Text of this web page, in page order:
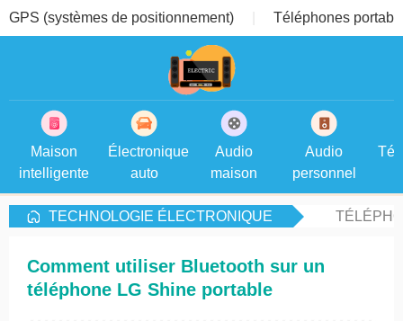
GPS (systèmes de positionnement) Téléphones
Maison
intelligente
Électronique
auto
Audio
maison
Audio
personnel
TECHNOLOGIE ÉLECTRONIQUE
Comment utiliser Bluetooth sur un
téléphone LG Shine portable